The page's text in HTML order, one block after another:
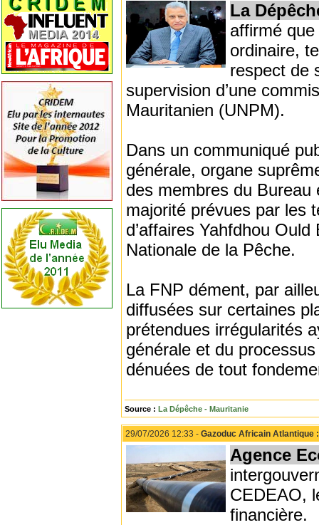
La
affirmé
ordinaire,
respect de
supervision d’une
Mauritanien (UNPM).
Dans un communiqué
générale, organe
des membres du
majorité prévues par les
d’affaires Yahfdhou
Nationale de la Pêche.
La FNP dément, par
diffusées sur certaines
prétendues irrégularités
générale et du
dénuées de tout
Source : La Dépêche - Mauritanie
29/07/2026 12:33 - Gazoduc Africain Atlantique
Agence
CEDEAO,
financière.